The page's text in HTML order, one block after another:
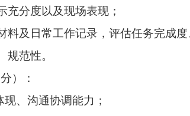
充分度以及现场表现；
料及日常工作记录，评估任务完成
规范性。
分）：
现、沟通协调能力 ；